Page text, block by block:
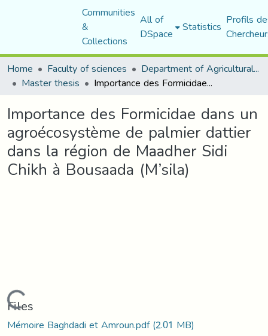
Communities
&
Collections
All of
DSpace Statistics Profils
Home
Faculty of sciences Department of Agricultural Sciences
Master thesis Importance des Formicidae dans un agroécosystème de palmier dattier dans la région de Maadher Sidi Chikh à Bousaada (M’sila)
Importance des Formicidae dans un
agroécosystème de palmier dattier
dans la région de Maadher Sidi
Chikh à Bousaada (M’sila)
Loading...
Files
Mémoire Baghdadi et Amroun.pdf(2.01 MB)